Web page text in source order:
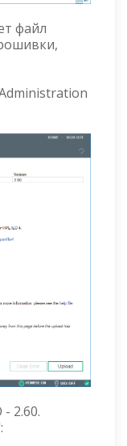
файл
2.60.